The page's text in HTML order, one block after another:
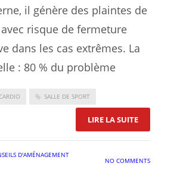
il génère des plaintes de
risque de fermeture
dans les cas extrêmes. La
: 80 % du problème
SALLE DE SPORT
LIRE LA SUITE:
D'AMÉNAGEMENT
NO COMMENTS